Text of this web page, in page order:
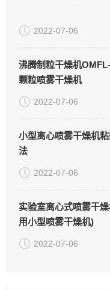
2022-07-06
沸腾制粒干燥机
颗粒喷雾干燥机
2022-07-06
小型离心喷雾干燥机
法
2022-07-06
实验室离心式喷雾干
用小型喷雾干燥机)
2022-07-06